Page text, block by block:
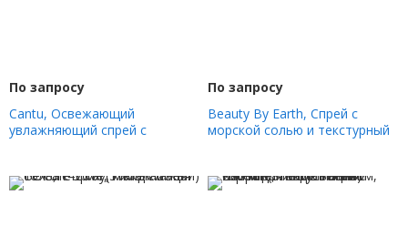
По запросу
Cantu, Освежающий
увлажняющий спрей с
По запросу
Beauty By Earth, Спрей с
морской солью и текстурный